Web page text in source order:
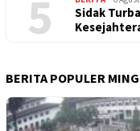
5
Sidak
BERITA POPULER